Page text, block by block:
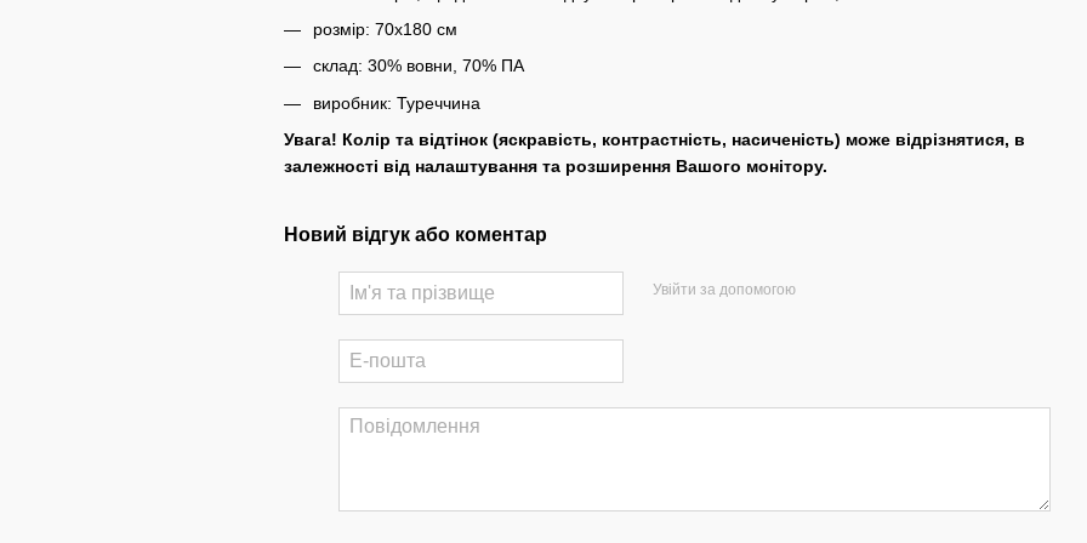
розмір: 70х180 см
склад: 30% вовни, 70% ПА
виробник: Туреччина
Увага! Колір та відтінок (яскравість, контрастність, насиченість) може відрізнятися, в
залежності від налаштування та розширення Вашого монітору.
Новий відгук або коментар
Увійти за допомогою